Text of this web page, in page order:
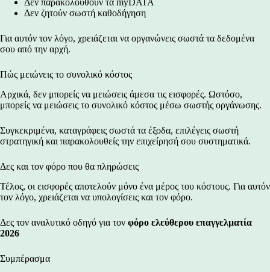
Δεν παρακολουθούν τα myDATA
Δεν ζητούν σωστή καθοδήγηση
Για αυτόν τον λόγο, χρειάζεται να οργανώνεις σωστά τα δεδομένα
σου από την αρχή.
Πώς μειώνεις το συνολικό κόστος
Αρχικά, δεν μπορείς να μειώσεις άμεσα τις εισφορές. Ωστόσο,
μπορείς να μειώσεις το συνολικό κόστος μέσω σωστής οργάνωσης.
Συγκεκριμένα, καταγράφεις σωστά τα έξοδα, επιλέγεις σωστή
στρατηγική και παρακολουθείς την επιχείρησή σου συστηματικά.
Δες και τον φόρο που θα πληρώσεις
Τέλος, οι εισφορές αποτελούν μόνο ένα μέρος του κόστους. Για αυτόν
τον λόγο, χρειάζεται να υπολογίσεις και τον φόρο.
Δες τον αναλυτικό οδηγό για τον φόρο ελεύθερου επαγγελματία
2026
Συμπέρασμα